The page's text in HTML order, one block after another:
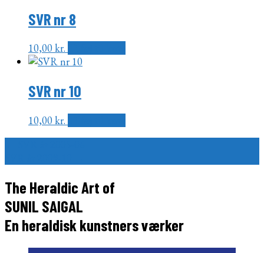
SVR nr 8
10,00kr.
SVR nr 10
10,00kr.
The Heraldic Art of
SUNIL SAIGAL
En heraldisk kunstners værker